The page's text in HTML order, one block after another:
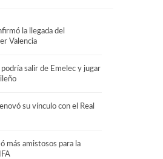
la llegada del
Valencia
salir de Emelec y jugar
su vínculo con el Real
más amistosos para la